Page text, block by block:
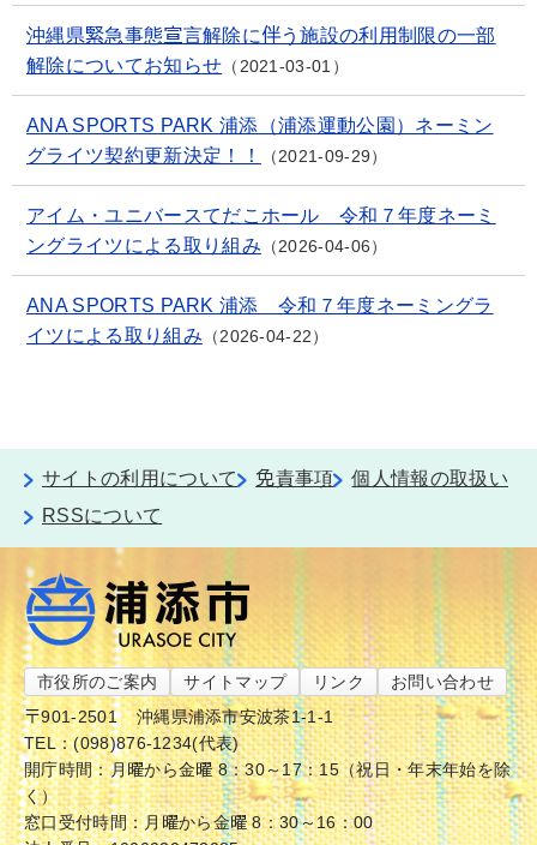
沖縄県緊急事態宣言解除に伴う施設の利用制限の一部
解除についてお知らせ
2021-03-01
ANA SPORTS PARK 浦添（浦添運動公園）ネーミン
グライツ契約更新決定！！
2021-09-29
アイム・ユニバースてだこホール 令和７年度ネーミ
ングライツによる取り組み
2026-04-06
ANA SPORTS PARK 浦添 令和７年度ネーミングラ
イツによる取り組み
2026-04-22
サイトの利用について 免責事項
個人情報の取扱い
RSSについて
市役所のご案内 サイトマップ リンク
お問い合わせ
〒901-2501
沖縄県浦添市安波茶1-1-1
TEL：(098)876-1234(代表)
開庁時間：月曜から金曜 8：30～17：15（祝日・年末年始を除
く）
窓口受付時間：月曜から金曜 8：30～16：00